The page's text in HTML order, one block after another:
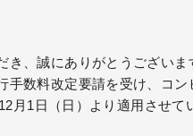
き、誠にありがとうございま
手数料改定要請を受け、コン
月1日（日）より適用させて